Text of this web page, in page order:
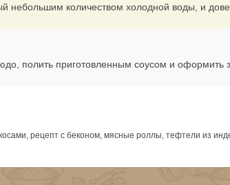
небольшим количеством холодной воды, и
полить приготовленным соусом и оформить
рецепт с беконом, мясные роллы, тефтели из